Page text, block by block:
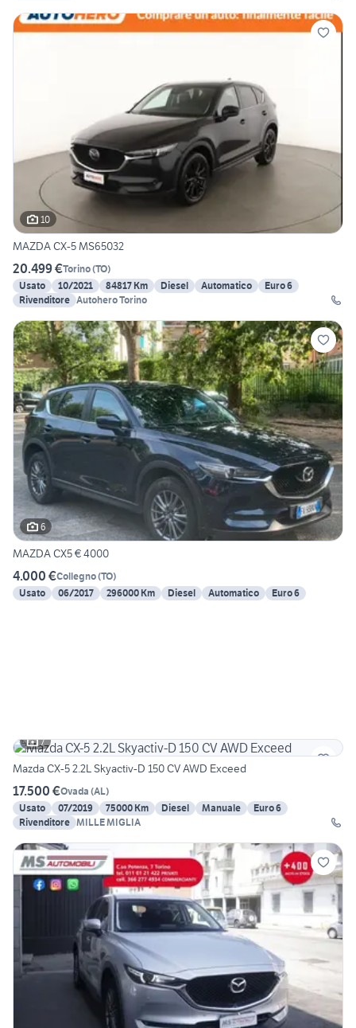
10
MAZDA CX-5 MS65032
20.499 €Torino(TO)
Usato
10/2021 84817 Km Diesel Automatico
Euro 6
Rivenditore Autohero Torino
6
MAZDA CX5 € 4000
4.000 €Collegno(TO)
Usato
06/2017 296000 Km Diesel Automatico Euro 6
7
Mazda CX-5 2.2L Skyactiv-D 150 CV AWD Exceed
17.500 €Ovada (AL)
Usato
07/2019 75000 Km Diesel Manuale
Euro 6
Rivenditore MILLE MIGLIA